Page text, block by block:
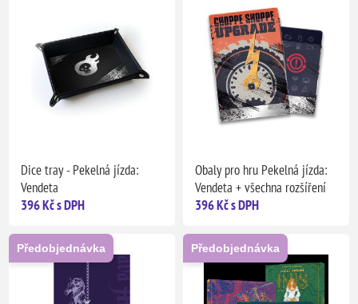
Dice tray - Pekelná jízda:
Vendeta
396 Kč s DPH
Obaly pro hru Pekelná jízda:
Vendeta + všechna rozšíření
396 Kč s DPH
Předobjednávka Předobjednávka